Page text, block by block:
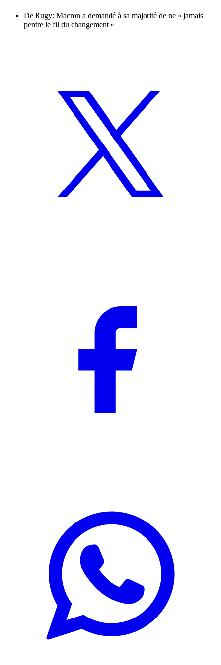
De Rugy: Macron a demandé à sa majorité de ne « jamais
perdre le fil du changement »